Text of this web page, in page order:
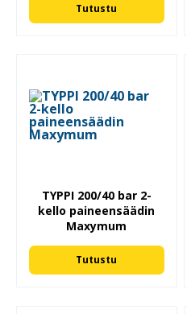
Tutustu
TYPPI 200/40 bar 2-
kello paineensäädin
Maxymum
Tutustu